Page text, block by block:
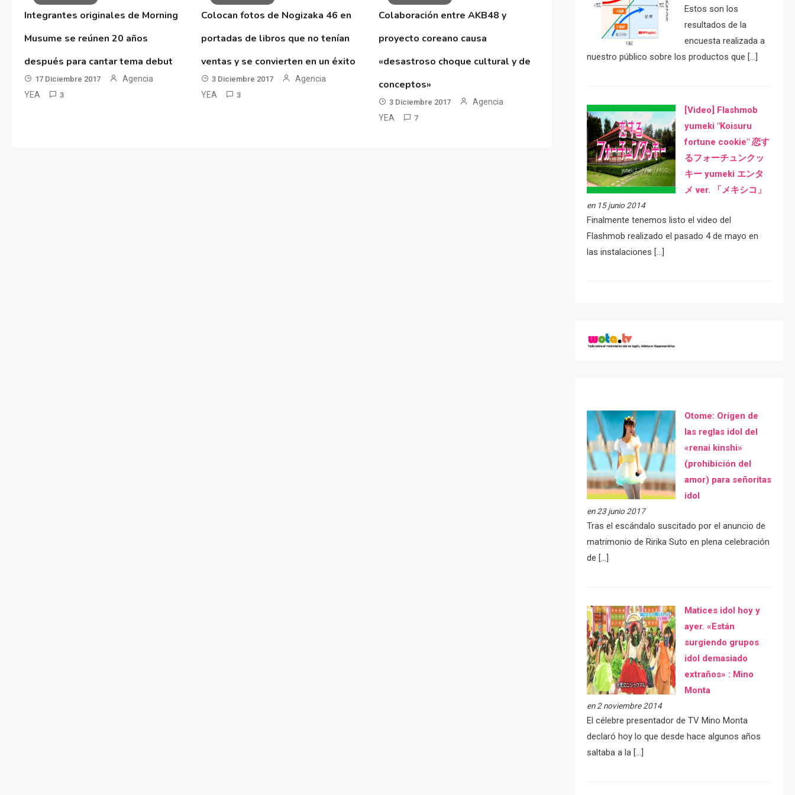
Integrantes originales de Morning
Musume se reúnen 20 años
después para cantar tema debut
17 Diciembre 2017
Agencia
YEA
3
Colocan fotos de Nogizaka 46 en
portadas de libros que no tenían
ventas y se convierten en un éxito
3 Diciembre 2017
Agencia
YEA
3
Colaboración entre AKB48 y
proyecto coreano causa
«desastroso choque cultural y de
conceptos»
3 Diciembre 2017
Agencia
YEA
7
Estos son los
resultados de la
encuesta realizada a
nuestro público sobre los productos que […]
[Video] Flashmob
yumeki "Koisuru
fortune cookie" 恋す
るフォーチュンクッ
キー yumeki エンタ
メ ver. 「メキシコ」
en 15 junio 2014
Finalmente tenemos listo el video del
Flashmob realizado el pasado 4 de mayo en
las instalaciones […]
Otome: Orígen de
las reglas idol del
«renai kinshi»
(prohibición del
amor) para señoritas
idol
en 23 junio 2017
Tras el escándalo suscitado por el anuncio de
matrimonio de Ririka Suto en plena celebración
de […]
Matices idol hoy y
ayer. «Están
surgiendo grupos
idol demasiado
extraños» : Mino
Monta
en 2 noviembre 2014
El célebre presentador de TV Mino Monta
declaró hoy lo que desde hace algunos años
saltaba a la […]